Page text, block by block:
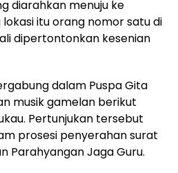
diarahkan menuju ke
itu orang nomor satu di
dipertontonkan kesenian
dalam Puspa Gita
musik gamelan berikut
Pertunjukan tersebut
prosesi penyerahan surat
Parahyangan Jaga Guru.